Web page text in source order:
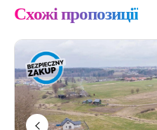
Схожі пропозиції